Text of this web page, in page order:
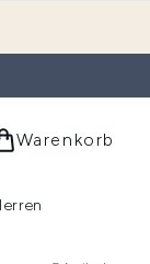
Warenkorb
(Haarpflege)Untermenü Anmelden (Parfum)